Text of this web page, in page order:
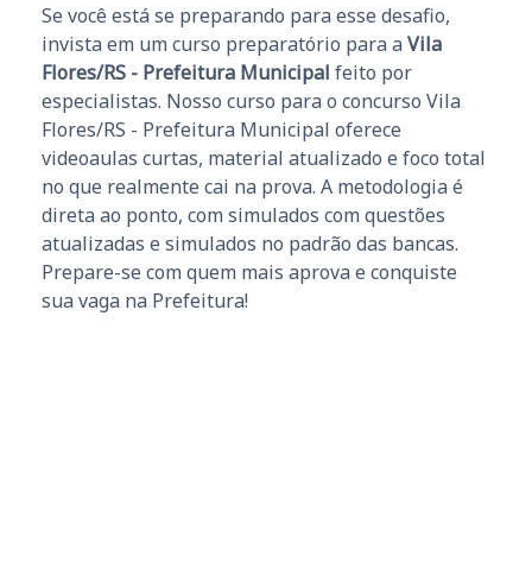
Se você está se preparando para esse desafio,
invista em um curso preparatório para a Vila
Flores/RS - Prefeitura Municipal feito por
especialistas. Nosso curso para o concurso Vila
Flores/RS - Prefeitura Municipal oferece
videoaulas curtas, material atualizado e foco total
no que realmente cai na prova. A metodologia é
direta ao ponto, com simulados com questões
atualizadas e simulados no padrão das bancas.
Prepare-se com quem mais aprova e conquiste
sua vaga na Prefeitura!